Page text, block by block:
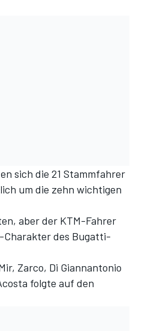
sich die 21 Stammfahrer
um die zehn wichtigen
aber der KTM-Fahrer
des Bugatti-
Zarco, Di Giannantonio
folgte auf den